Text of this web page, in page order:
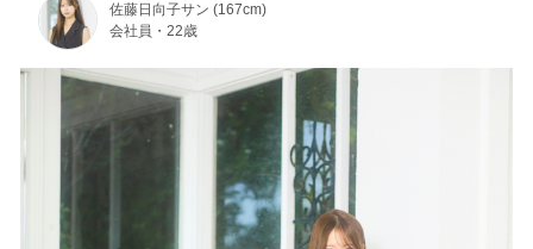
佐藤日向子サン (167cm)
会社員・22歳